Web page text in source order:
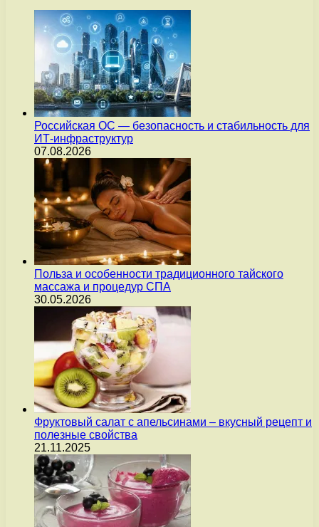
Российская ОС — безопасность и стабильность для
ИТ-инфраструктур
07.08.2026
Польза и особенности традиционного тайского
массажа и процедур СПА
30.05.2026
Фруктовый салат с апельсинами – вкусный рецепт и
полезные свойства
21.11.2025